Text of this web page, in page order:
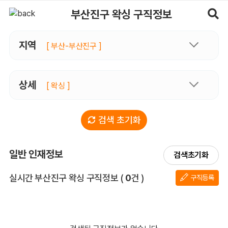
부산진구 왁싱 구직정보
지역 [ 부산-부산진구 ]
상세 [ 왁싱 ]
검색 초기화
일반 인재정보 검색초기화
실시간 부산진구 왁싱 구직정보 전체 목록
( 0건 ) 구직등록